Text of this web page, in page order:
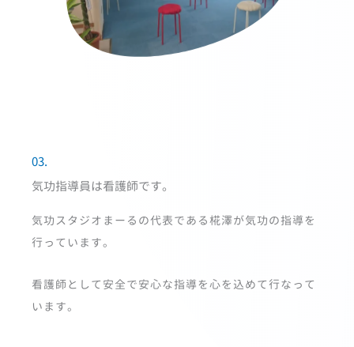
03.
気功指導員は看護師です。
気功スタジオまーるの代表である椛澤が気功の指導を
行っています。
看護師として安全で安心な指導を心を込めて行なって
います。